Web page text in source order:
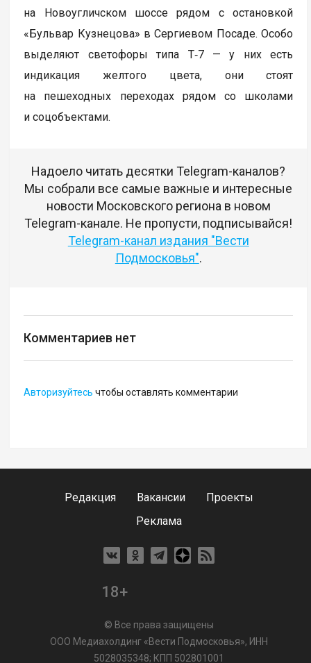
на Новоугличском шоссе рядом с остановкой
«Бульвар Кузнецова» в Сергиевом Посаде. Особо
выделяют светофоры типа Т‑7 — у них есть
индикация желтого цвета, они стоят
на пешеходных переходах рядом со школами
и соцобъектами.
Надоело читать десятки Telegram-каналов?
Мы собрали все самые важные и интересные
новости Московского региона в новом
Telegram-канале. Не пропусти, подписывайся!
Telegram-канал издания "Вести
Подмосковья".
Комментариев нет
Авторизуйтесь чтобы оставлять комментарии
Редакция Вакансии
Проекты
Реклама
18+
© Все права защищены
ООО Медиахолдинг «Вести Подмосковья», ИНН
5028035348; КПП 502801001